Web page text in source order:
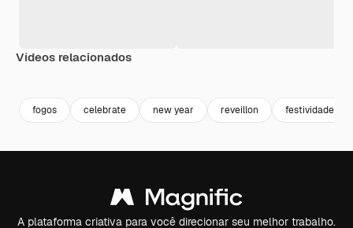
Vídeos relacionados
fogos celebrate new year reveillon festividade
A plataforma criativa para você direcionar seu melhor trabalho.